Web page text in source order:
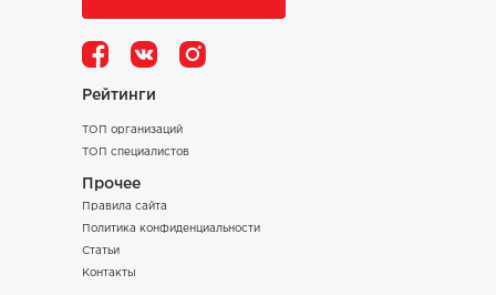
Рейтинги
ТОП организаций
ТОП специалистов
Прочее
Правила сайта
Политика конфиденциальности
Статьи
Контакты